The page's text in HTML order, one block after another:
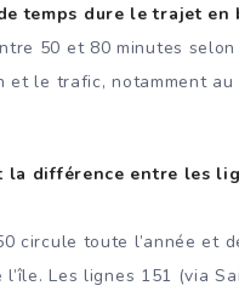
temps dure le trajet en
50 et 80 minutes selon
et le trafic, notamment au
la différence entre les
circule toute l’année et
l’île. Les lignes 151 (via